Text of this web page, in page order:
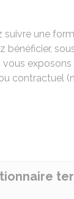
une
bénéficier,
contractuel